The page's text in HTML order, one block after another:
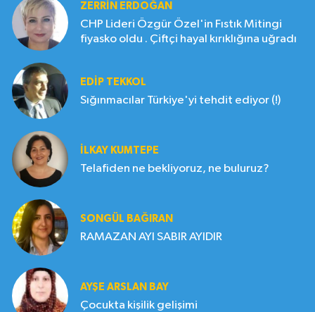
ZERRIN ERDOĞAN
CHP Lideri Özgür Özel'in Fıstık Mitingi
fiyasko oldu . Çiftçi hayal kırıklığına uğradı
EDIP TEKKOL
Sığınmacılar Türkiye'yi tehdit ediyor (!)
İLKAY KUMTEPE
Telafiden ne bekliyoruz, ne buluruz?
SONGÜL BAĞIRAN
RAMAZAN AYI SABIR AYIDIR
AYŞE ARSLAN BAY
Çocukta kişilik gelişimi